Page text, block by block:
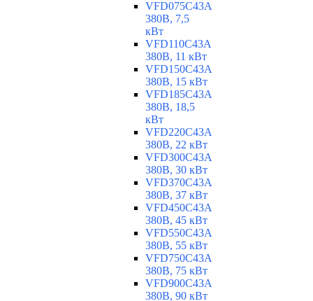
VFD075C43A
380В, 7,5
кВт
VFD110C43A
380В, 11 кВт
VFD150C43A
380В, 15 кВт
VFD185C43A
380В, 18,5
кВт
VFD220C43A
380В, 22 кВт
VFD300C43A
380В, 30 кВт
VFD370C43A
380В, 37 кВт
VFD450C43A
380В, 45 кВт
VFD550C43A
380В, 55 кВт
VFD750C43A
380В, 75 кВт
VFD900C43A
380В, 90 кВт